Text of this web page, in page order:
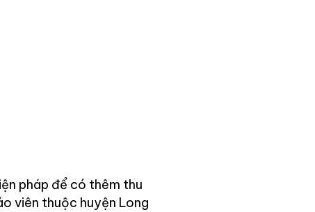
pháp để có thêm thu
viên thuộc huyện Long